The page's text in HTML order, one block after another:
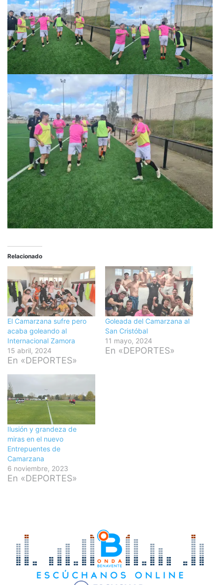
Relacionado
El Camarzana sufre pero
acaba goleando al
Internacional Zamora
15 abril, 2024
En «DEPORTES»
Goleada del Camarzana al
San Cristóbal
11 mayo, 2024
En «DEPORTES»
Ilusión y grandeza de
miras en el nuevo
Entrepuentes de
Camarzana
6 noviembre, 2023
En «DEPORTES»